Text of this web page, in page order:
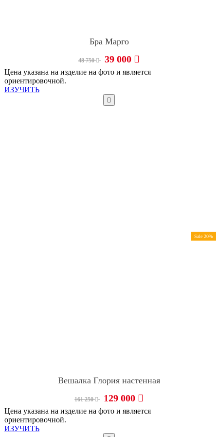
Бра Марго
48 750 39 000
Цена указана на изделие на фото и является
ориентировочной.
ИЗУЧИТЬ
Sale 20%
Вешалка Глория настенная
161 250 129 000
Цена указана на изделие на фото и является
ориентировочной.
ИЗУЧИТЬ